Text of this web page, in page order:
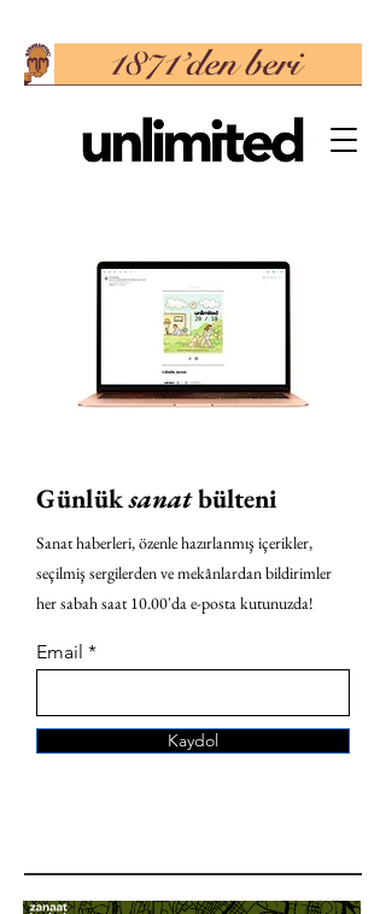
Günlüksanatbülteni
Sanat haberleri, özenle hazırlanmış içerikler,
seçilmiş sergilerden ve mekânlardan bildirimler
her sabah saat 10.00'da e-posta kutunuzda!
Email
Kaydol